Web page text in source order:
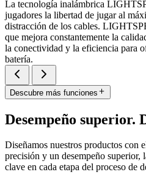
La tecnología inalámbrica
jugadores la libertad de jugar al
distracción de los cables.
que mejora constantemente la
la conectividad y la eficiencia para
batería.
Descubre más funciones
Desempeño superior.
Diseñamos nuestros productos con
precisión y un desempeño superior,
clave en cada etapa del proceso de